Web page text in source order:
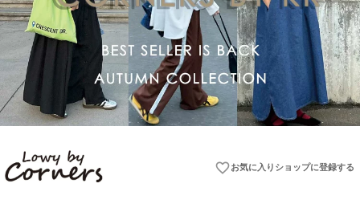
favorite_borderお気に入りショップに登録する